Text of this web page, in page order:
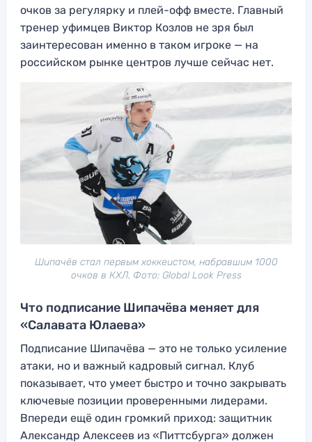
очков за регулярку и плей-офф вместе. Главный
тренер уфимцев Виктор Козлов не зря был
заинтересован именно в таком игроке — на
российском рынке центров лучше сейчас нет.
Шипачёв стал первым хоккеистом, набравшим 1000
очков в КХЛ. Фото: Global Look Press
Что подписание Шипачёва меняет для
«Салавата Юлаева»
Подписание Шипачёва — это не только усиление
атаки, но и важный кадровый сигнал. Клуб
показывает, что умеет быстро и точно закрывать
ключевые позиции проверенными лидерами.
Впереди ещё один громкий приход: защитник
Александр Алексеев из «Питтсбурга» должен